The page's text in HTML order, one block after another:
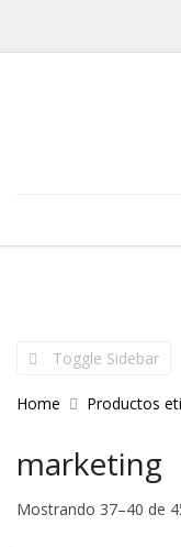
Toggle Sidebar
Home Productos
marketing
Mostrando 37–40 de